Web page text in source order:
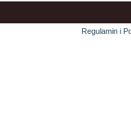
Regulamin i